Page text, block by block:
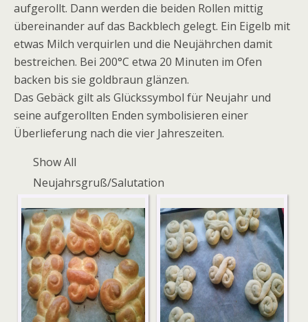
aufgerollt. Dann werden die beiden Rollen mittig
übereinander auf das Backblech gelegt. Ein Eigelb mit
etwas Milch verquirlen und die Neujährchen damit
bestreichen. Bei 200°C etwa 20 Minuten im Ofen
backen bis sie goldbraun glänzen.
Das Gebäck gilt als Glückssymbol für Neujahr und
seine aufgerollten Enden symbolisieren einer
Überlieferung nach die vier Jahreszeiten.
Show All
Neujahrsgruß/Salutation